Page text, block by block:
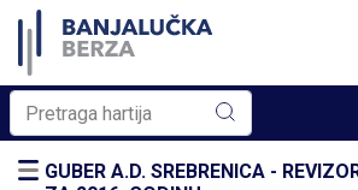
GUBER A.D. SREBRENICA -